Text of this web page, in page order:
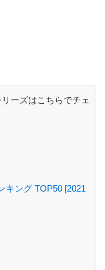
ーズはこちらでチェ
キング TOP50 [2021